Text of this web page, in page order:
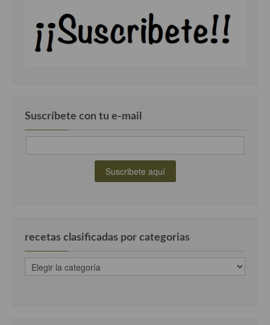
Suscríbete con tu e-mail
recetas clasificadas por categorias
recetas
clasificadas